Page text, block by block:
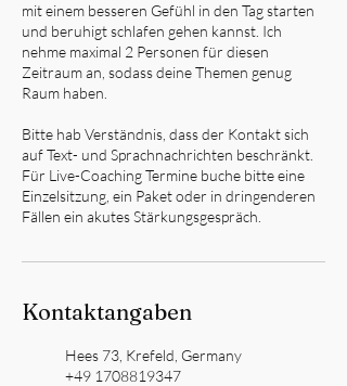
mit einem besseren Gefühl in den Tag starten
und beruhigt schlafen gehen kannst. Ich
nehme maximal 2 Personen für diesen
Zeitraum an, sodass deine Themen genug
Raum haben.
Bitte hab Verständnis, dass der Kontakt sich
auf Text- und Sprachnachrichten beschränkt.
Für Live-Coaching Termine buche bitte eine
Einzelsitzung, ein Paket oder in dringenderen
Kontaktangaben
Hees 73, Krefeld, Germany
+49 1708819347